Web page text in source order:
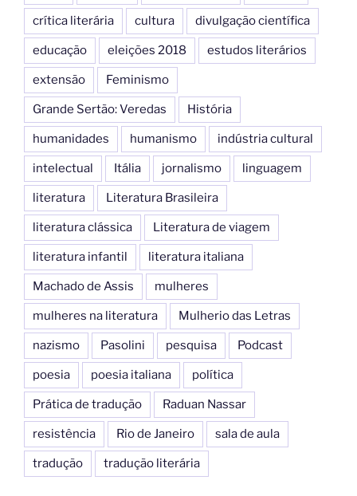
crítica literária cultura divulgação científica
educação eleições 2018 estudos literários
extensão Feminismo
Grande Sertão: Veredas História
humanidades humanismo indústria cultural
intelectual Itália jornalismo linguagem
literatura Literatura Brasileira
literatura clássica Literatura de viagem
literatura infantil literatura italiana
Machado de Assis mulheres
mulheres na literatura Mulherio das Letras
nazismo Pasolini pesquisa Podcast
poesia poesia italiana política
Prática de tradução Raduan Nassar
resistência Rio de Janeiro sala de aula
tradução tradução literária